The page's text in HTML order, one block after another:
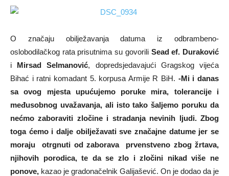
O značaju obilježavanja datuma iz odbrambeno-
oslobodilačkog rata prisutnima su govorili Sead ef. Duraković
i Mirsad Selmanović, dopredsjedavajući Gragskog vijeća
Bihać i ratni komadant 5. korpusa Armije R BiH. -Mi i danas
sa ovog mjesta upućujemo poruke mira, tolerancije i
međusobnog uvažavanja, ali isto tako šaljemo poruku da
nećmo zaboraviti zločine i stradanja nevinih ljudi. Zbog
toga ćemo i dalje obilježavati sve značajne datume jer se
moraju otrgnuti od zaborava prvenstveno zbog žrtava,
njihovih porodica, te da se zlo i zločini nikad više ne
ponove, kazao je gradonačelnik Galijašević. On je dodao da je